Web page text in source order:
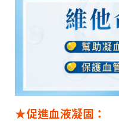
★促進血液凝固：